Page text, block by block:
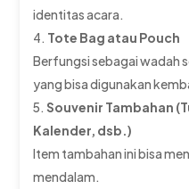
identitas acara.
Tote Bag atau Pouch
Berfungsi sebagai wadah
yang bisa digunakan
Souvenir Tambahan
Kalender, dsb.)
Item tambahan ini bisa
mendalam.